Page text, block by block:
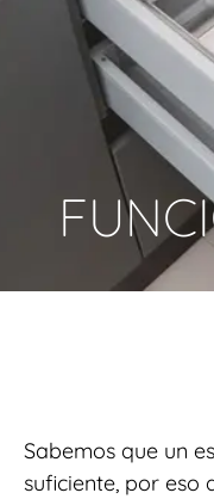
Sabemos que un
suficiente, por eso